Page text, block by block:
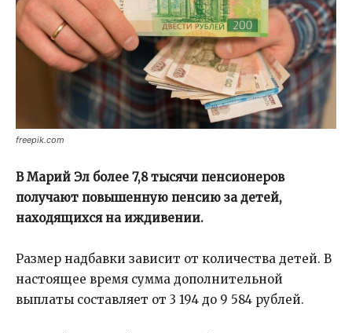
freepik.com
В Марий Эл более 7,8 тысячи пенсионеров
получают повышенную пенсию за детей,
находящихся на иждивении.
Размер надбавки зависит от количества детей. В
настоящее время сумма дополнительной
выплаты составляет от 3 194 до 9 584 рублей.